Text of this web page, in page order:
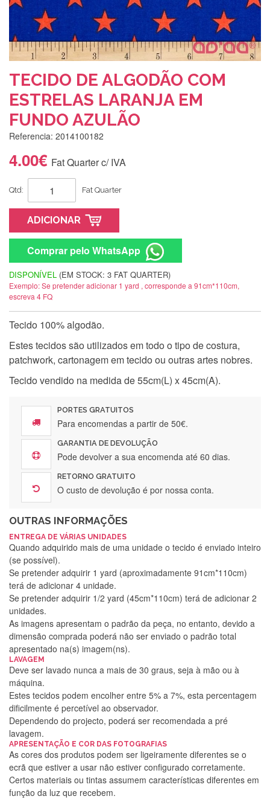
TECIDO DE ALGODÃO COM
ESTRELAS LARANJA EM
FUNDO AZULÃO
Referencia: 2014100182
4.00€ Fat Quarter c/ IVA
Qtd: Fat Quarter
ADICIONAR
Comprar pelo WhatsApp
DISPONÍVEL (EM STOCK: 3 FAT QUARTER)
Exemplo: Se pretender adicionar 1 yard , corresponde a 91cm*110cm,
escreva 4 FQ
Tecido 100% algodão.
Estes tecidos são utilizados em todo o tipo de costura,
patchwork, cartonagem em tecido ou outras artes nobres.
Tecido vendido na medida de 55cm(L) x 45cm(A).
PORTES GRATUITOS
Para encomendas a partir de 50€.
GARANTIA DE DEVOLUÇÃO
Pode devolver a sua encomenda até 60 dias.
RETORNO GRATUITO
O custo de devolução é por nossa conta.
OUTRAS INFORMAÇÕES
ENTREGA DE VÁRIAS UNIDADES
Quando adquirido mais de uma unidade o tecido é enviado inteiro
(se possível).
Se pretender adquirir 1 yard (aproximadamente 91cm*110cm)
terá de adicionar 4 unidade.
Se pretender adquirir 1/2 yard (45cm*110cm) terá de adicionar 2
unidades.
As imagens apresentam o padrão da peça, no entanto, devido a
dimensão comprada poderá não ser enviado o padrão total
apresentado na(s) imagem(ns).
LAVAGEM
Deve ser lavado nunca a mais de 30 graus, seja à mão ou à
máquina.
Estes tecidos podem encolher entre 5% a 7%, esta percentagem
dificilmente é percetível ao observador.
Dependendo do projecto, poderá ser recomendada a pré
lavagem.
APRESENTAÇÃO E COR DAS FOTOGRAFIAS
As cores dos produtos podem ser ligeiramente diferentes se o
ecrã que estiver a usar não estiver configurado corretamente.
Certos materiais ou tintas assumem características diferentes em
função da luz que recebem.
Silvia Lopes
Encomenda direitinha. Rapidez e segurança. Volto a
encomendar.